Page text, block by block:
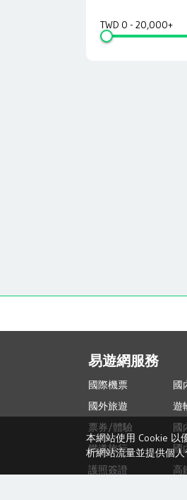
TWD 0 - 20,000+
易遊網服務
國際機票 國
國外旅遊
遊
票券/體驗
國
鐵道旅行
國
護照簽證
高
本網站使用 Cookie 以
析網站流量並提供個